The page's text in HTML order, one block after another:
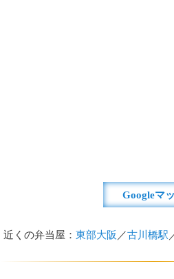
Googleマ
近くの弁当屋： 東部大阪 ／古川橋駅